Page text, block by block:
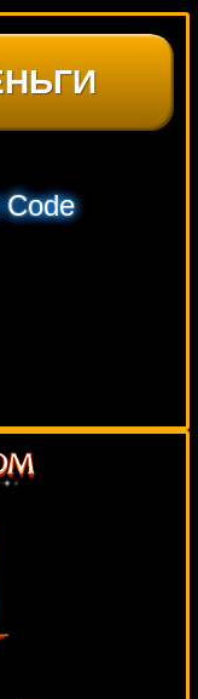
Code